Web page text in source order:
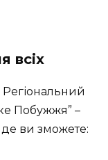
всіх
Регіональний
Побужжя” –
ви зможете: